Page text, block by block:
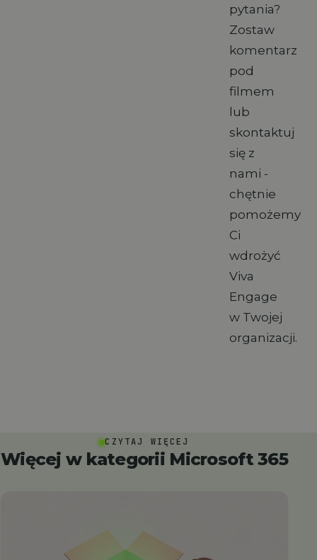
pytania?
Zostaw
komentarz
pod
filmem
lub
skontaktuj
się z
nami -
chętnie
pomożemy
Ci
wdrożyć
Viva
Engage
w Twojej
organizacji.
CZYTAJ WIĘCEJ
Więcej w kategorii Microsoft 365